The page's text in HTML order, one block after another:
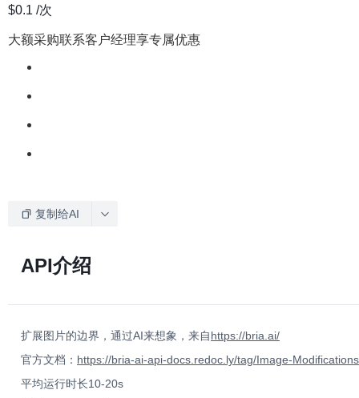
$0.1 /次
大额采购联系客户经理享专属优惠
复制给AI
API介绍
扩展图片的边界，通过AI来想象，来自https://bria.ai/
官方文档： https://bria-ai-api-docs.redoc.ly/tag/Image-
平均运行时长10-20s